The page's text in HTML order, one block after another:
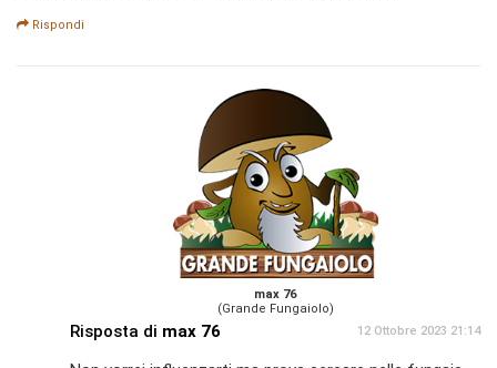
Rispondi
max 76
(Grande Fungaiolo)
Risposta di max 76 12 Ottobre 2023 21:14